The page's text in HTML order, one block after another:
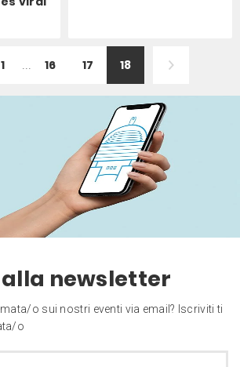
1 16 17 18
newsletter
o sui nostri eventi via email? Iscriviti ti
o